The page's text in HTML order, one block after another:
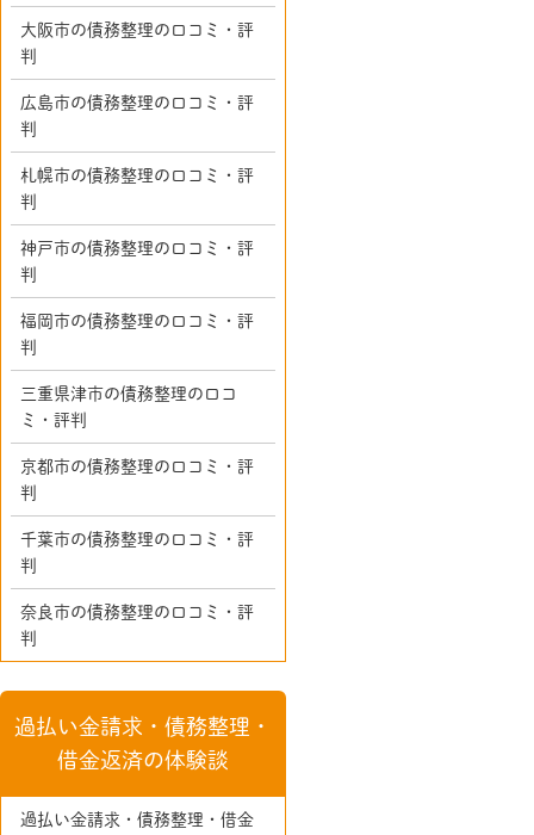
大阪市の債務整理の口コミ・評
判
広島市の債務整理の口コミ・評
判
札幌市の債務整理の口コミ・評
判
神戸市の債務整理の口コミ・評
判
福岡市の債務整理の口コミ・評
判
三重県津市の債務整理の口コ
ミ・評判
京都市の債務整理の口コミ・評
判
千葉市の債務整理の口コミ・評
判
奈良市の債務整理の口コミ・評
判
過払い金請求・債務整理・
借金返済の体験談
過払い金請求・債務整理・借金